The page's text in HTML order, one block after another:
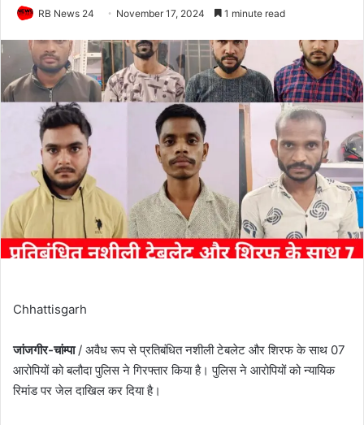
RB News 24 November 17, 2024 1 minute read
Chhattisgarh
जांजगीर-चांम्पा/ अवैध रूप से प्रतिबंधित नशीली टेबलेट और शिरफ के साथ 07
आरोपियों को बलौदा पुलिस ने गिरफ्तार किया है। पुलिस ने आरोपियों को न्यायिक
रिमांड पर जेल दाखिल कर दिया है।